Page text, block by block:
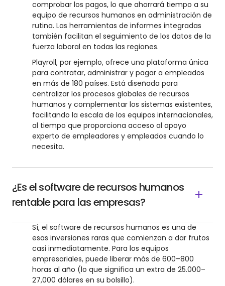
comprobar los pagos, lo que ahorrará tiempo a su
equipo de recursos humanos en administración de
rutina. Las herramientas de informes integradas
también facilitan el seguimiento de los datos de la
fuerza laboral en todas las regiones.
Playroll, por ejemplo, ofrece una plataforma única
para contratar, administrar y pagar a empleados
en más de 180 países. Está diseñada para
centralizar los procesos globales de recursos
humanos y complementar los sistemas existentes,
facilitando la escala de los equipos internacionales,
al tiempo que proporciona acceso al apoyo
experto de empleadores y empleados cuando lo
necesita.
¿Es el software de recursos humanos
rentable para las empresas?
Sí, el software de recursos humanos es una de
esas inversiones raras que comienzan a dar frutos
casi inmediatamente. Para los equipos
empresariales, puede liberar más de 600–800
horas al año (lo que significa un extra de 25.000–
27,000 dólares en su bolsillo).